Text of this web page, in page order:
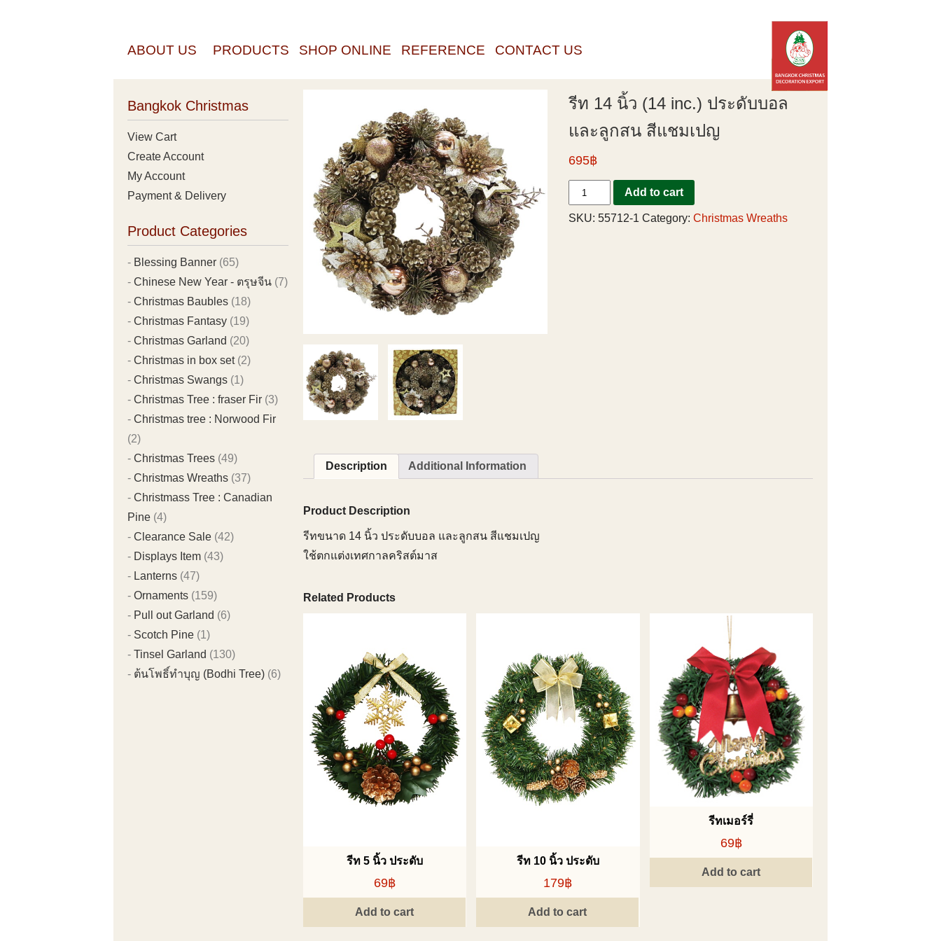
ABOUT US PRODUCTS SHOP ONLINE REFERENCE CONTACT US
รีท 14 นิ้ว (14 inc.) ประดับบอล
และลูกสน สีแชมเปญ
695฿
Add to cart
SKU: 55712-1 Category: Christmas Wreaths
Description Additional Information
Product Description
รีทขนาด 14 นิ้ว ประดับบอล และลูกสน สีแชมเปญ
ใช้ตกแต่งเทศกาลคริสต์มาส
Related Products
รีท 5 นิ้ว ประดับ
69฿
Add to cart
รีท 10 นิ้ว ประดับ
179฿
Add to cart
รีทเมอร์รี่
69฿
Add to cart
Bangkok Christmas
View Cart
Create Account
My Account
Payment & Delivery
Product Categories
Blessing Banner (65)
Chinese New Year - ตรุษจีน (7)
Christmas Baubles (18)
Christmas Fantasy (19)
Christmas Garland (20)
Christmas in box set (2)
Christmas Swangs (1)
Christmas Tree : fraser Fir (3)
Christmas tree : Norwood Fir
(2)
Christmas Trees (49)
Christmas Wreaths (37)
Christmass Tree : Canadian
Pine (4)
Clearance Sale (42)
Displays Item (43)
Lanterns (47)
Ornaments (159)
Pull out Garland (6)
Scotch Pine (1)
Tinsel Garland (130)
ต้นโพธิ์ทำบุญ (Bodhi Tree) (6)